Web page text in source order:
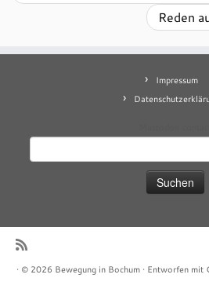
Reden
Impressum
· © 2026 Bewegung in Bochum· Entworfen mit